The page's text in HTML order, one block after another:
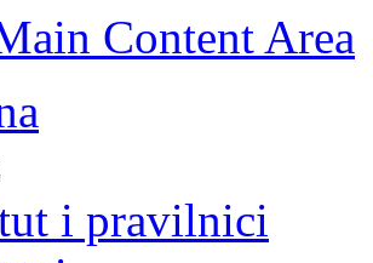
Content Area
i pravilnici